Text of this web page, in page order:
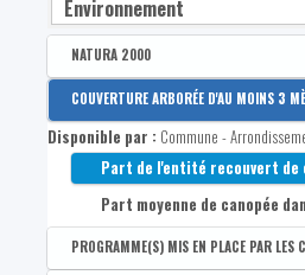
NATURA 2000
Disponible par :Commune -
Part de la superficie de
Part de la superficie non-
COUVERTURE ARBORÉE D'AU MOINS 3
Disponible par : Commune -
Part de l'entité recouvert de
Part moyenne de canopée
PROGRAMME(S) MIS EN PLACE PAR LES